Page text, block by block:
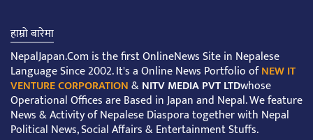
हाम्रो बारेमा
NepalJapan.Com is the first OnlineNews Site in Nepalese
Language Since 2002. It's a Online News Portfolio ofNEW IT
VENTURE CORPORATION&NITV MEDIA PVT LTDwhose
Operational Offices are Based in Japan and Nepal. We feature
News & Activity of Nepalese Diaspora together with Nepal
Political News, Social Affairs & Entertainment Stuffs.